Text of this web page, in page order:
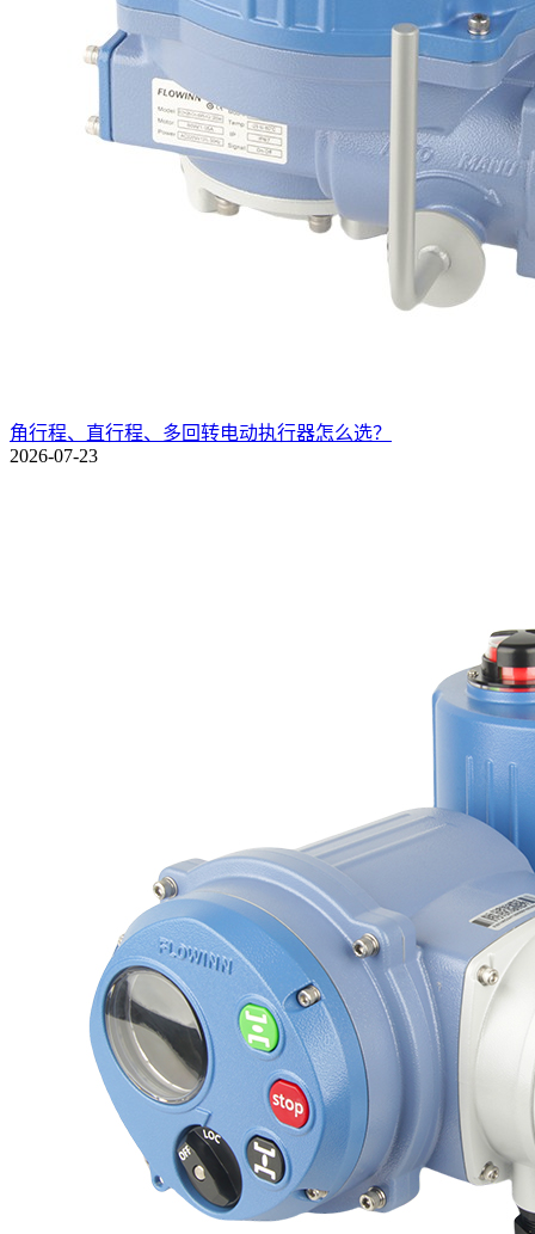
角行程、直行程、多回转电动执行器怎么选？
2026-07-23